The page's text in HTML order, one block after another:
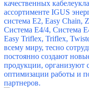
качественных
ассортименте IGUS
система E2, Easy Chain,
Система E4/4, Система
Easy Triflex, Triflex,
всему миру, тесно
постоянно создают
продукции, организуют
оптимизации работы и
партнеров.